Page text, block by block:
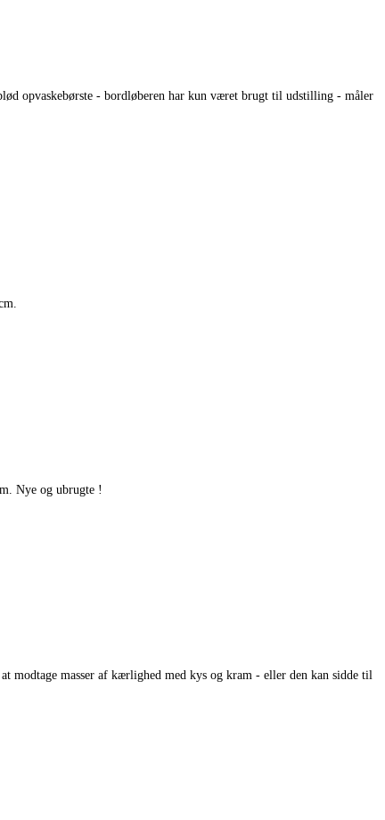
opvaskebørste - bordløberen har kun været brugt til udstilling - måler
Nye og ubrugte !
modtage masser af kærlighed med kys og kram - eller den kan sidde til